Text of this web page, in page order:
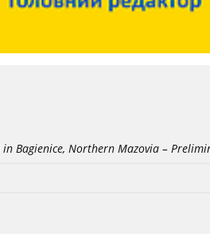
in Bagienice, Northern Mazovia –